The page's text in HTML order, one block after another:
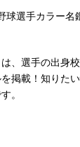
球選手カラー名
、選手の出身
掲載！知りた
。